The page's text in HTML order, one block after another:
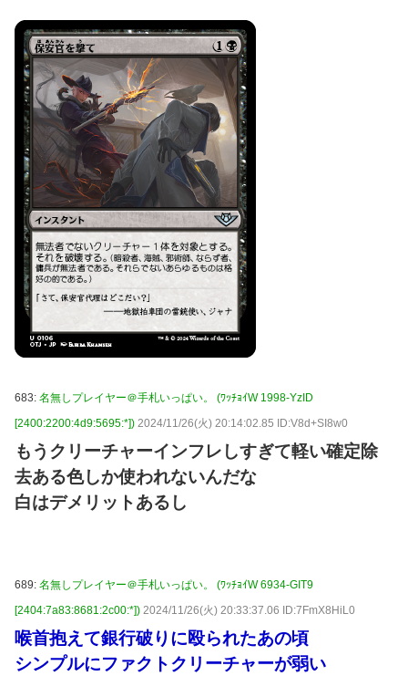
683: 名無しプレイヤー＠手札いっぱい。 (ﾜｯﾁｮｲW 1998-YzID
[2400:2200:4d9:5695:*]) 2024/11/26(火) 20:14:02.85 ID:V8d+SI8w0
もうクリーチャーインフレしすぎて軽い確定除
去ある色しか使われないんだな
白はデメリットあるし
689: 名無しプレイヤー＠手札いっぱい。 (ﾜｯﾁｮｲW 6934-GIT9
[2404:7a83:8681:2c00:*]) 2024/11/26(火) 20:33:37.06 ID:7FmX8HiL0
喉首抱えて銀行破りに殴られたあの頃
シンプルにファクトクリーチャーが弱い